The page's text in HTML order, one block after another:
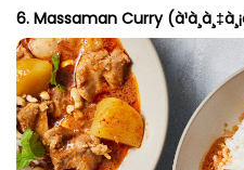
6. Massaman Curry